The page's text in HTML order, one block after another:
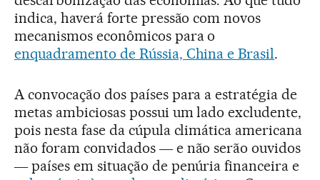
indica, haverá forte pressão com novos
mecanismos econômicos para o
enquadramento de Rússia, China e Brasil.
A convocação dos países para a estratégia de
metas ambiciosas possui um lado excludente,
pois nesta fase da cúpula climática americana
não foram convidados ― e não serão ouvidos
― países em situação de penúria financeira e